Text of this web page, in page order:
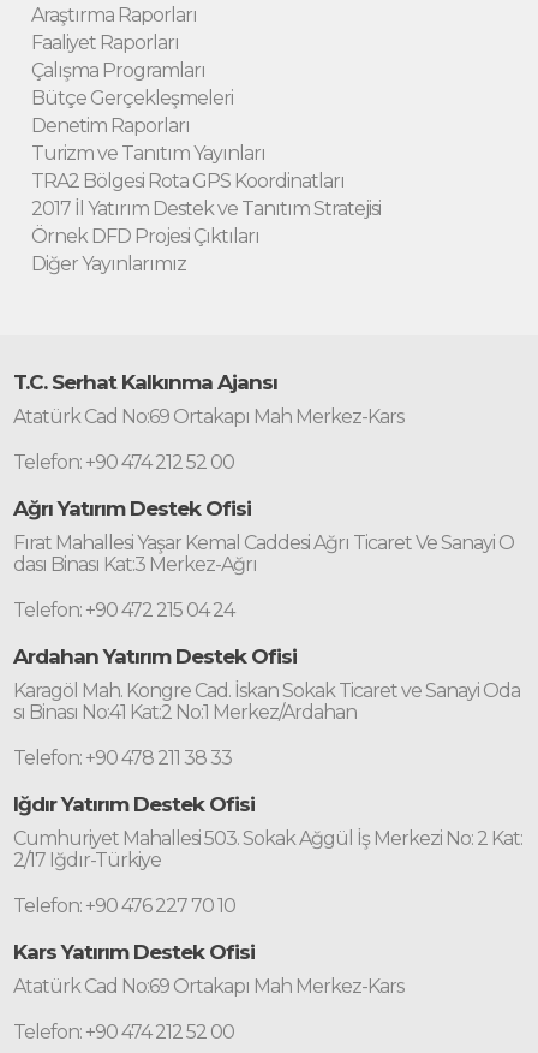
Araştırma Raporları
Faaliyet Raporları
Çalışma Programları
Bütçe Gerçekleşmeleri
Denetim Raporları
Turizm ve Tanıtım Yayınları
TRA2 Bölgesi Rota GPS Koordinatları
2017 İl Yatırım Destek ve Tanıtım Stratejisi
Örnek DFD Projesi Çıktıları
Diğer Yayınlarımız
T.C. Serhat Kalkınma Ajansı
Atatürk Cad No:69 Ortakapı Mah Merkez-Kars
Telefon: +90 474 212 52 00
Ağrı Yatırım Destek Ofisi
Fırat Mahallesi Yaşar Kemal Caddesi Ağrı Ticaret Ve Sanayi O
dası Binası Kat:3 Merkez-Ağrı
Telefon: +90 472 215 04 24
Ardahan Yatırım Destek Ofisi
Karagöl Mah. Kongre Cad. İskan Sokak Ticaret ve Sanayi Oda
sı Binası No:41 Kat:2 No:1 Merkez/Ardahan
Telefon: +90 478 211 38 33
Iğdır Yatırım Destek Ofisi
Cumhuriyet Mahallesi 503. Sokak Ağgül İş Merkezi No: 2 Kat:
2/17 Iğdır-Türkiye
Telefon: +90 476 227 70 10
Kars Yatırım Destek Ofisi
Atatürk Cad No:69 Ortakapı Mah Merkez-Kars
Telefon: +90 474 212 52 00